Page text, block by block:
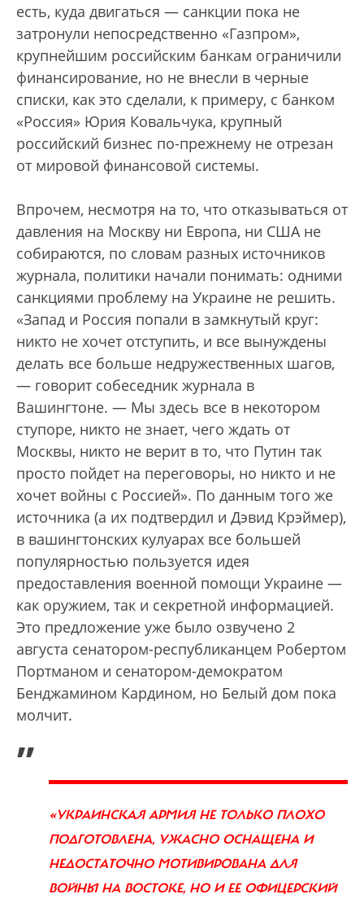
есть, куда двигаться — санкции пока не
затронули непосредственно «Газпром»,
крупнейшим российским банкам ограничили
финансирование, но не внесли в черные
списки, как это сделали, к примеру, с банком
«Россия» Юрия Ковальчука, крупный
российский бизнес по-прежнему не отрезан
от мировой финансовой системы.
Впрочем, несмотря на то, что отказываться от
давления на Москву ни Европа, ни США не
собираются, по словам разных источников
журнала, политики начали понимать: одними
санкциями проблему на Украине не решить.
«Запад и Россия попали в замкнутый круг:
никто не хочет отступить, и все вынуждены
делать все больше недружественных шагов,
— говорит собеседник журнала в
Вашингтоне. — Мы здесь все в некотором
ступоре, никто не знает, чего ждать от
Москвы, никто не верит в то, что Путин так
просто пойдет на переговоры, но никто и не
хочет войны с Россией». По данным того же
источника (а их подтвердил и Дэвид Крэймер),
в вашингтонских кулуарах все большей
популярностью пользуется идея
предоставления военной помощи Украине —
как оружием, так и секретной информацией.
Это предложение уже было озвучено 2
августа сенатором-республиканцем Робертом
Портманом и сенатором-демократом
Бенджамином Кардином, но Белый дом пока
молчит.
„
«УКРАИНСКАЯ АРМИЯ НЕ ТОЛЬКО ПЛОХО
ПОДГОТОВЛЕНА, УЖАСНО ОСНАЩЕНА И
НЕДОСТАТОЧНО МОТИВИРОВАНА ДЛЯ
ВОЙНЫ НА ВОСТОКЕ, НО И ЕЕ ОФИЦЕРСКИЙ